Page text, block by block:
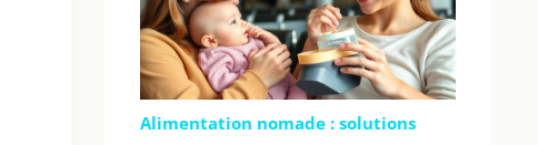
Alimentation nomade : solutions